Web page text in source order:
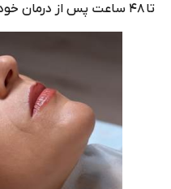
تا ۴۸ ساعت پس از درمان خودداری کنند.